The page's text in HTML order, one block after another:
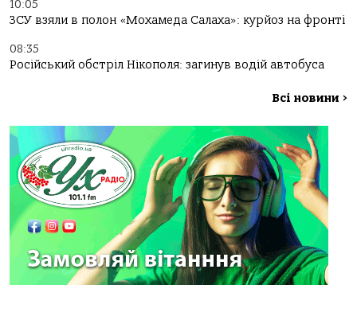
10:05
ЗСУ взяли в полон «Мохамеда Салаха»: курйоз на фронті
08:35
Російський обстріл Нікополя: загинув водій автобуса
Всі новини >